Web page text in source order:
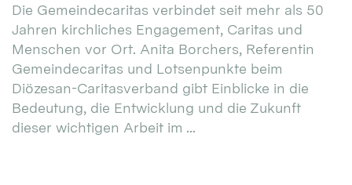
Die Gemeindecaritas verbindet seit mehr als 50
Jahren kirchliches Engagement, Caritas und
Menschen vor Ort. Anita Borchers, Referentin
Gemeindecaritas und Lotsenpunkte beim
Diözesan-Caritasverband gibt Einblicke in die
Bedeutung, die Entwicklung und die Zukunft
dieser wichtigen Arbeit im ...